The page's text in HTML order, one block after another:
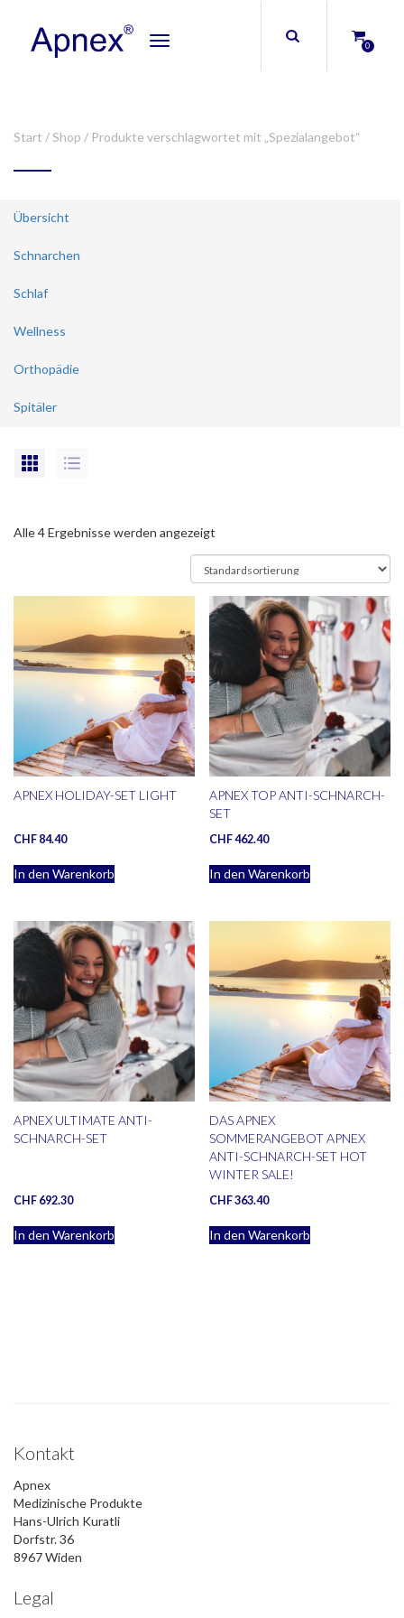
Toggle
0
Start /Shop / Produkte verschlagwortet mit „Spezialangebot“
Übersicht
Schnarchen
Schlaf
Wellness
Orthopädie
Spitäler
Alle 4 Ergebnisse werden angezeigt
APNEX HOLIDAY-SET LIGHT
CHF 84.40
In den Warenkorb
APNEX TOP ANTI-SCHNARCH-
SET
CHF462.40
In den Warenkorb
APNEX ULTIMATE ANTI-
SCHNARCH-SET
CHF 692.30
In den Warenkorb
DAS APNEX
SOMMERANGEBOT APNEX
ANTI-SCHNARCH-SET HOT
WINTER SALE!
CHF363.40
In den Warenkorb
Kontakt
Apnex
Medizinische Produkte
Hans-Ulrich Kuratli
Dorfstr. 36
8967 Widen
Legal